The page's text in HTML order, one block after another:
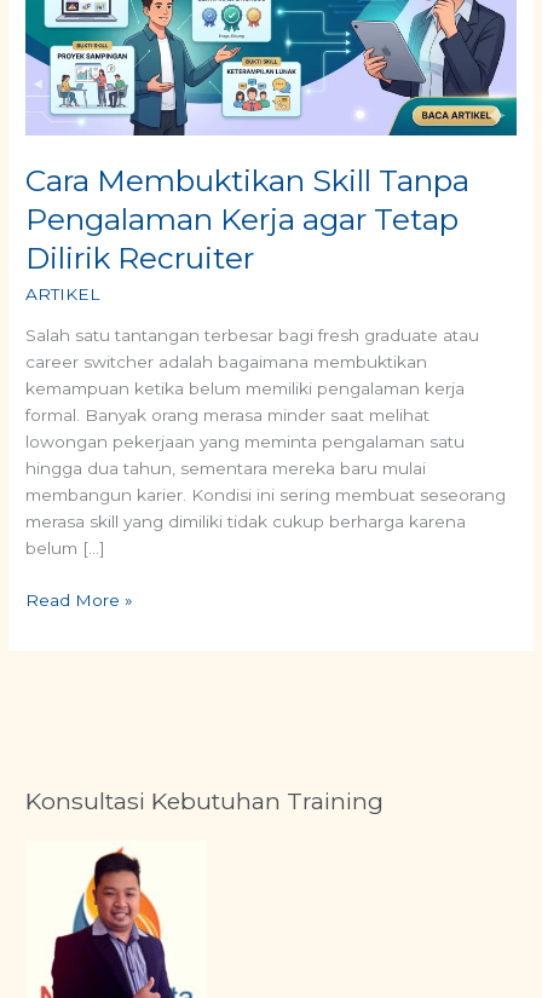
Cara Membuktikan Skill Tanpa
Pengalaman Kerja agar Tetap
Dilirik Recruiter
ARTIKEL
Salah satu tantangan terbesar bagi fresh graduate atau
career switcher adalah bagaimana membuktikan
kemampuan ketika belum memiliki pengalaman kerja
formal. Banyak orang merasa minder saat melihat
lowongan pekerjaan yang meminta pengalaman satu
hingga dua tahun, sementara mereka baru mulai
membangun karier. Kondisi ini sering membuat seseorang
merasa skill yang dimiliki tidak cukup berharga karena
belum […]
Kerja
agar
Tetap
Dilirik
Recruiter
Read More »
Konsultasi Kebutuhan Training